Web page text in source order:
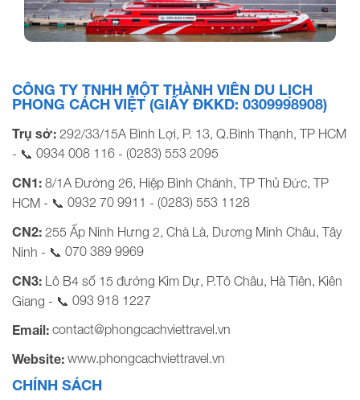
CÔNG TY TNHH MỘT THÀNH VIÊN DU LỊCH
PHONG CÁCH VIỆT (GIẤY ĐKKD: 0309998908)
Trụ sở: 292/33/15A Bình Lợi, P. 13, Q.Bình Thạnh, TP HCM
- 📞 0934 008 116 - (0283) 553 2095
CN1: 8/1A Đường 26, Hiệp Bình Chánh, TP Thủ Đức, TP
HCM - 📞 0932 70 9911 - (0283) 553 1128
CN2: 255 Ấp Ninh Hưng 2, Chà Là, Dương Minh Châu, Tây
Ninh - 📞 070 389 9969
CN3: Lô B4 số 15 đường Kim Dự, P.Tô Châu, Hà Tiên, Kiên
Giang - 📞 093 918 1227
Email: contact@phongcachviettravel.vn
Website: www.phongcachviettravel.vn
CHÍNH SÁCH